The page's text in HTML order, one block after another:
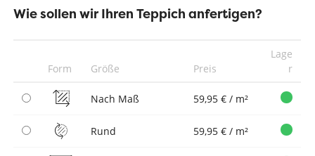
Wie sollen wir Ihren Teppich anfertigen?
Form Größe Preis
Lage
r
Nach Maß 59,95 € / m²
Rund 59,95 € / m²